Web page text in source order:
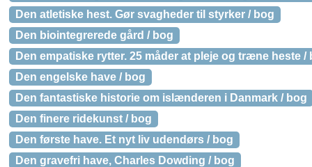
Den atletiske hest. Gør svagheder til styrker / bog
Den biointegrerede gård / bog
Den empatiske rytter. 25 måder at pleje og træne heste /
Den engelske have / bog
Den fantastiske historie om islænderen i Danmark / bog
Den finere ridekunst / bog
Den første have. Et nyt liv udendørs / bog
Den gravefri have, Charles Dowding / bog